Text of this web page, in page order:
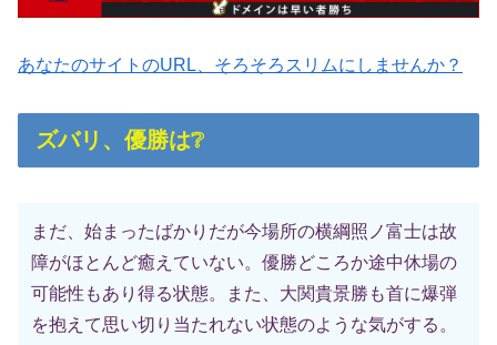
あなたのサイトのURL、そろそろスリムにしませんか？
ズバリ、優勝は❔
まだ、始まったばかりだが今場所の横綱照ノ富士は故
障がほとんど癒えていない。優勝どころか途中休場の
可能性もあり得る状態。また、大関貴景勝も首に爆弾
を抱えて思い切り当たれない状態のような気がする。